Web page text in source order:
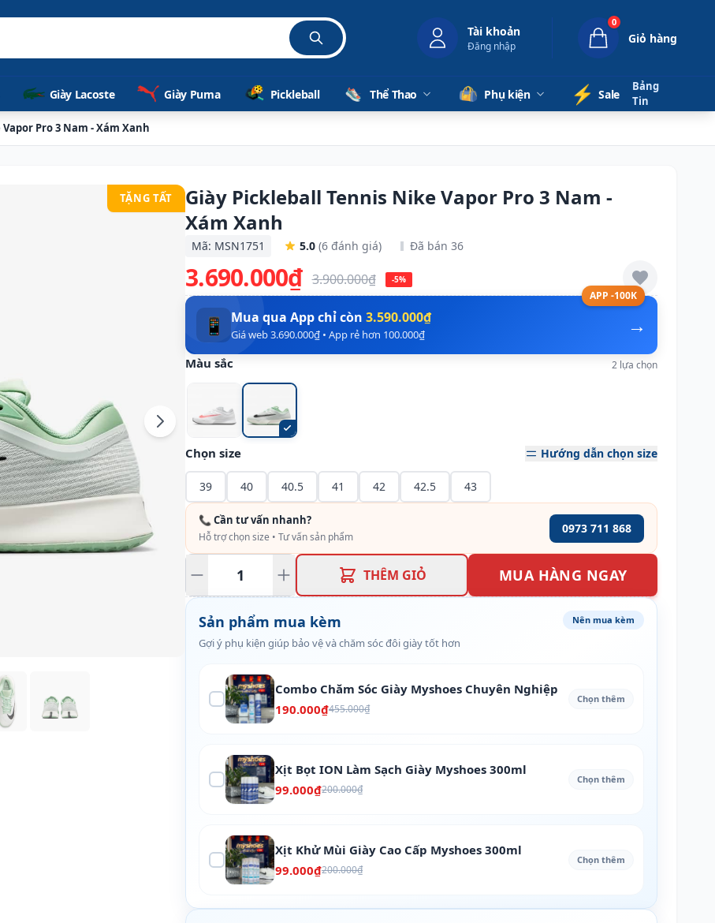
Tài khoản
Đăng nhập
0
Giỏ hàng
Giày Lacoste Giày Puma Pickleball Thể Thao Phụ kiện ⚡️ Sale
Bảng
Tin
Pro 3 Nam - Xám Xanh
TẶNG TẤT
Giày Pickleball Tennis Nike Vapor Pro 3 Nam -
Xám Xanh
Mã: MSN1751 5.0 (6 đánh giá) Đã bán 36
3.690.000₫ 3.900.000₫ -5%
APP -100K
→
📱 Mua qua App chỉ còn 3.590.000₫
Giá web 3.690.000₫ • App rẻ hơn 100.000₫
Màu sắc 2 lựa chọn
Chọn size Hướng dẫn chọn size
39 40 40.5 41 42 42.5 43
📞 Cần tư vấn nhanh?
Hỗ trợ chọn size • Tư vấn sản phẩm
0973 711 868
THÊM GIỎ MUA HÀNG NGAY
Sản phẩm mua kèm
Gợi ý phụ kiện giúp bảo vệ và chăm sóc đôi giày tốt hơn
Nên mua kèm
Combo Chăm Sóc Giày Myshoes Chuyên Nghiệp
190.000₫455.000₫
Chọn thêm
Xịt Bọt ION Làm Sạch Giày Myshoes 300ml
99.000₫200.000₫
Chọn thêm
Xịt Khử Mùi Giày Cao Cấp Myshoes 300ml
99.000₫200.000₫
Chọn thêm